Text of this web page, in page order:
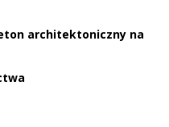
architektoniczny na